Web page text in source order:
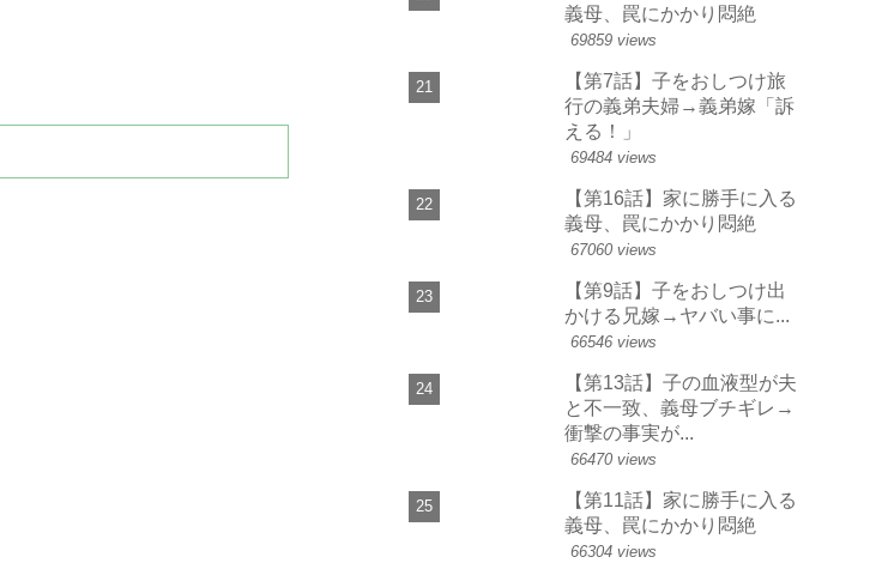
義母、罠にかかり悶絶
69859 views
【第7話】子をおしつけ旅
行の義弟夫婦→義弟嫁「訴
える！」
69484 views
【第16話】家に勝手に入る
義母、罠にかかり悶絶
67060 views
【第9話】子をおしつけ出
かける兄嫁→ヤバい事に...
66546 views
【第13話】子の血液型が夫
と不一致、義母ブチギレ→
衝撃の事実が...
66470 views
【第11話】家に勝手に入る
義母、罠にかかり悶絶
66304 views